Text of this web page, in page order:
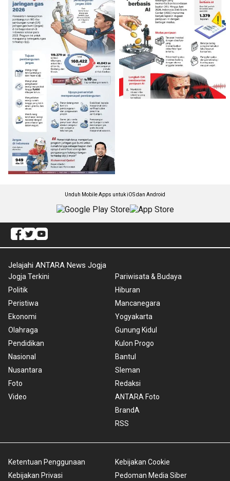
Unduh Mobile Apps untuk iOS dan Android
Jelajahi ANTARA News Jogja
Jogja Terkini
Politik
Peristiwa
Ekonomi
Olahraga
Pendidikan
Nasional
Nusantara
Foto
Video
Pariwisata & Budaya
Hiburan
Mancanegara
Yogyakarta
Gunung Kidul
Kulon Progo
Bantul
Sleman
Redaksi
ANTARA Foto
BrandA
RSS
Ketentuan Penggunaan
Kebijakan Privasi
Kebijakan Cookie
Pedoman Media Siber